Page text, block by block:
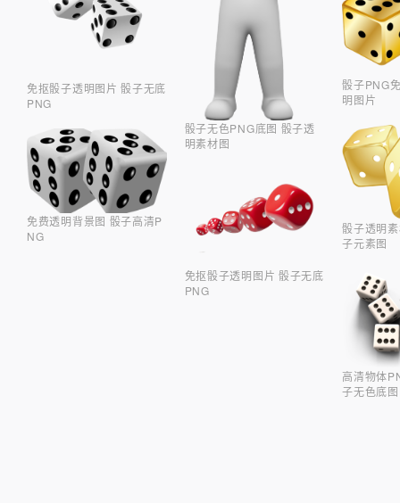
免抠骰子透明图片 骰子无底
PNG
免费透明背景图 骰子高清P
NG
骰子无色PNG底图 骰子透
明素材图
免抠骰子透明图片 骰子无底
PNG
骰子PNG
明图片
骰子透明
子元素图
高清物体
子无色底图